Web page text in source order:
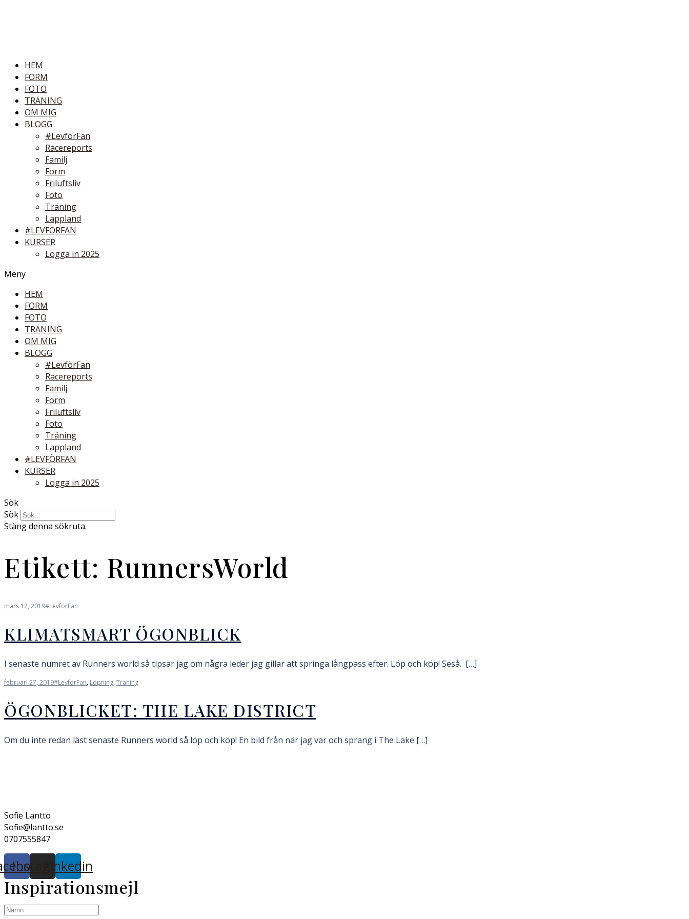
HEM
FORM
FOTO
TRÄNING
OM MIG
BLOGG
#LevförFan
Racereports
Familj
Form
Friluftsliv
Foto
Träning
Lappland
#LEVFÖRFAN
KURSER
Logga in 2025
Meny
HEM
FORM
FOTO
TRÄNING
OM MIG
BLOGG
#LevförFan
Racereports
Familj
Form
Friluftsliv
Foto
Träning
Lappland
#LEVFÖRFAN
KURSER
Logga in 2025
Sök
Sök
Stäng denna sökruta.
Etikett: RunnersWorld
mars 12, 2019#LevförFan
KLIMATSMART ÖGONBLICK
I senaste numret av Runners world så tipsar jag om några leder jag gillar att springa långpass efter. Löp och köp! Seså. […]
februari 27, 2019#LevförFan, Löpning,Träning
ÖGONBLICKET: THE LAKE DISTRICT
Om du inte redan läst senaste Runners world så löp och köp! En bild från när jag var och sprang i The Lake […]
Sofie Lantto
Sofie@lantto.se
0707555847
InstagramLinkedin
Inspirationsmejl